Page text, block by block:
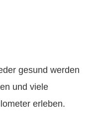
gesund werden
und viele
erleben.